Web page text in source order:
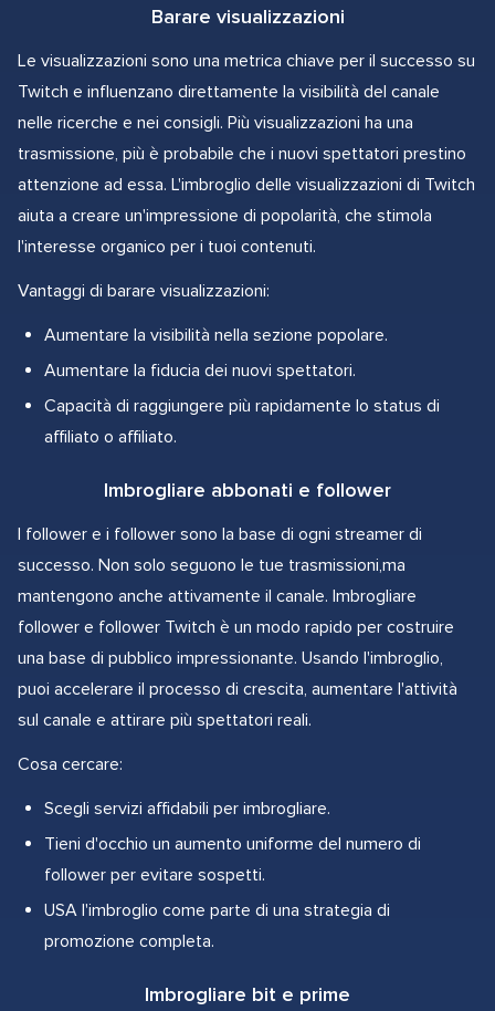
Barare visualizzazioni
Le visualizzazioni sono una metrica chiave per il successo su
Twitch e influenzano direttamente la visibilità del canale
nelle ricerche e nei consigli. Più visualizzazioni ha una
trasmissione, più è probabile che i nuovi spettatori prestino
attenzione ad essa. L'imbroglio delle visualizzazioni di Twitch
aiuta a creare un'impressione di popolarità, che stimola
l'interesse organico per i tuoi contenuti.
Vantaggi di barare visualizzazioni:
Aumentare la visibilità nella sezione popolare.
Aumentare la fiducia dei nuovi spettatori.
Capacità di raggiungere più rapidamente lo status di
affiliato o affiliato.
Imbrogliare abbonati e follower
I follower e i follower sono la base di ogni streamer di
successo. Non solo seguono le tue trasmissioni,ma
mantengono anche attivamente il canale. Imbrogliare
follower e follower Twitch è un modo rapido per costruire
una base di pubblico impressionante. Usando l'imbroglio,
puoi accelerare il processo di crescita, aumentare l'attività
sul canale e attirare più spettatori reali.
Cosa cercare:
Scegli servizi affidabili per imbrogliare.
Tieni d'occhio un aumento uniforme del numero di
follower per evitare sospetti.
USA l'imbroglio come parte di una strategia di
promozione completa.
Imbrogliare bit e prime